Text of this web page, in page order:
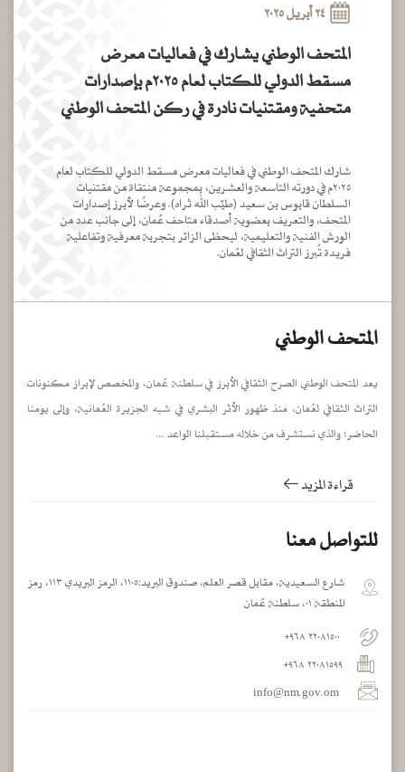
٢٤ أبريل ٢٠٢٥
المتحف الوطني يشارك في فعاليات معرض
مسقط الدولي للكتاب لعام ٢٠٢٥م بإصدارات
متحفية ومقتنيات نادرة في ركن المتحف الوطني
شارك المتحف الوطني في فعاليات معرض مسقط الدولي للكتاب لعام
٢٠٢٥م في دورته التاسعة والعشرين، بمجموعة منتقاة من مقتنيات
السلطان قابوس بن سعيد (طيّب الله ثراه). وعرضًا لأبرز إصدارات
المتحف، والتعريف بعضوية أصدقاء متاحف عُمان، إلى جانب عدد من
الورش الفنية والتعليمية، ليحظى الزائر بتجربة معرفية وتفاعلية
فريدة تُبرز التراث الثقافي لعُمان.
المتحف الوطني
يعد المتحف الوطني الصرح الثقافي الأبرز في سلطنة عُمان، والمخصص لإبراز مكنونات
التراث الثقافي لعُمان، منذ ظهور الأثر البشري في شبه الجزيرة العُمانية، وإلى يومنا
الحاضر؛ والذي نستشرف من خلاله مستقبلنا الواعد ...
قراءة المزيد
للتواصل معنا
شارع السعيدية، مقابل قصر العلم، صندوق البريد:١١٠٥، الرمز البريدي ١١٣، رمز
المنطقة ٠١، سلطنة عُمان